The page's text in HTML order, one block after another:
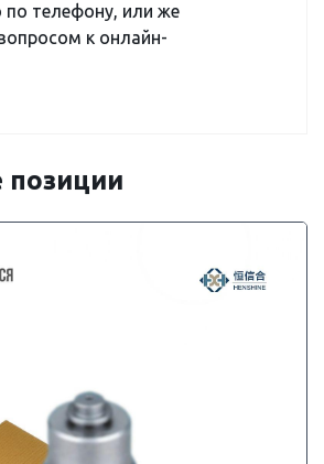
по телефону, или же
к онлайн-
позиции